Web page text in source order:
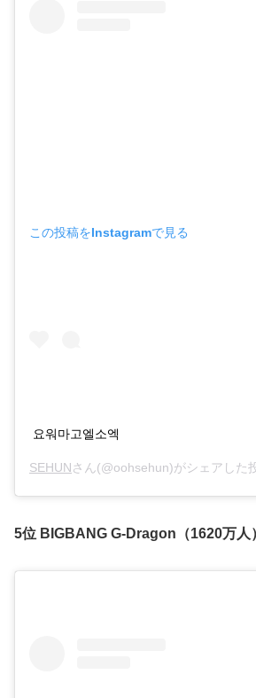
この投稿をInstagramで見る
요워마고엘소엑
SEHUNさん(@oohsehun)がシェアした
5位 BIGBANG G-Dragon（1620万人